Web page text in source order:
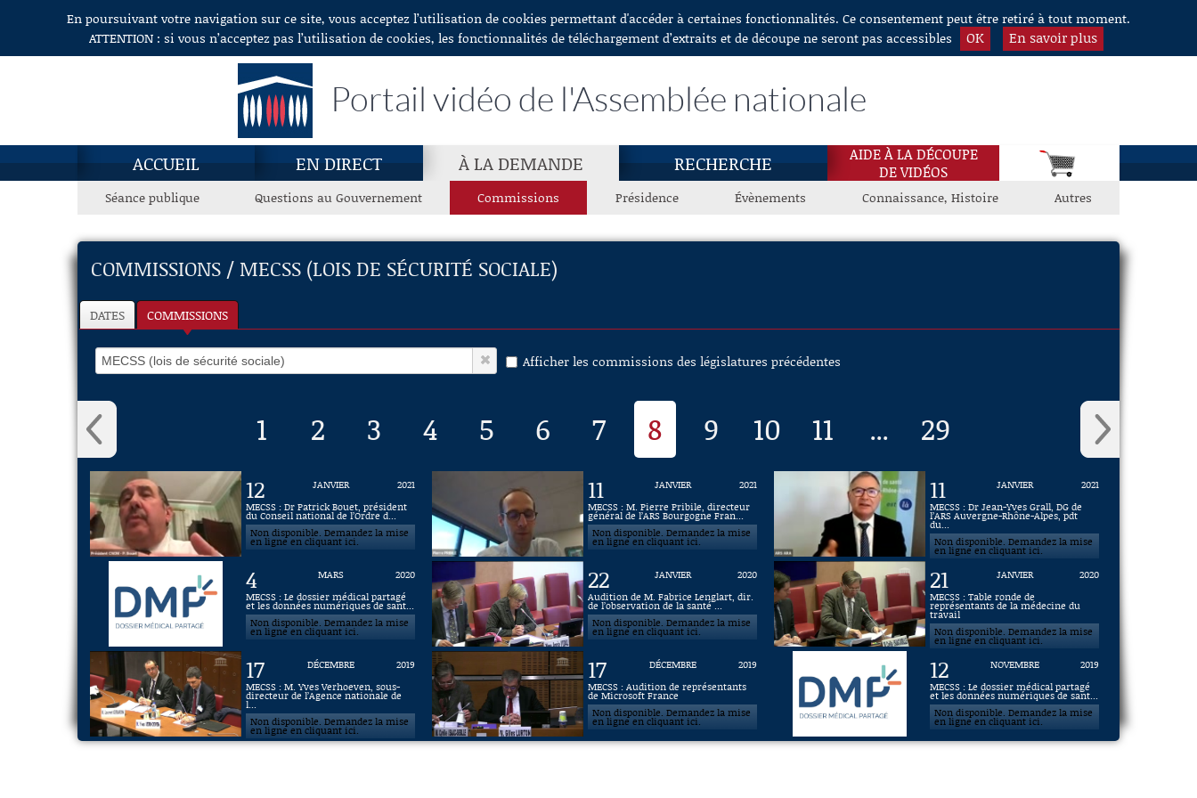
Aller au contenuEn poursuivant votre navigation sur ce site, vous acceptez l’utilisation de cookies permettant d'accéder à certaines fonctionnalités. Ce consentement peut être retiré à tout moment.
ATTENTION : si vous n’acceptez pas l’utilisation de cookies, les fonctionnalités de téléchargement d’extraits et de découpe ne seront pas accessibles
OK En savoir plus
Portail vidéo de l'Assemblée nationale
ACCUEIL EN DIRECT À LA DEMANDE RECHERCHE
AIDE À LA DÉCOUPE
DE VIDÉOS
Séance publique Questions au Gouvernement Commissions Présidence Évènements Connaissance, Histoire Autres
COMMISSIONS / MECSS (LOIS DE SÉCURITÉ SOCIALE)
DATES COMMISSIONS
Afficher les commissions des législatures précédentes
1 2 3 4 5 6 7 8 9 10 11 ... 29
12 JANVIER
2021
MECSS : Dr Patrick Bouet, président
du Conseil national de l’Ordre d...
Non disponible. Demandez la mise
en ligne en cliquant ici.
11 JANVIER
2021
MECSS : M. Pierre Pribile, directeur
général de l’ARS Bourgogne Fran...
Non disponible. Demandez la mise
en ligne en cliquant ici.
11 JANVIER
2021
MECSS : Dr Jean-Yves Grall, DG de
l’ARS Auvergne-Rhône-Alpes, pdt
du...
Non disponible. Demandez la mise
en ligne en cliquant ici.
4 MARS
2020
MECSS : Le dossier médical partagé
et les données numériques de sant...
Non disponible. Demandez la mise
en ligne en cliquant ici.
22 JANVIER
2020
Audition de M. Fabrice Lenglart, dir.
de l’observation de la santé ...
Non disponible. Demandez la mise
en ligne en cliquant ici.
21 JANVIER
2020
MECSS : Table ronde de
représentants de la médecine du
travail
Non disponible. Demandez la mise
en ligne en cliquant ici.
17 DÉCEMBRE
2019
MECSS : M. Yves Verhoeven, sous-
directeur de l’Agence nationale de
l...
Non disponible. Demandez la mise
en ligne en cliquant ici.
17 DÉCEMBRE
2019
MECSS : Audition de représentants
de Microsoft France
Non disponible. Demandez la mise
en ligne en cliquant ici.
12 NOVEMBRE
2019
MECSS : Le dossier médical partagé
et les données numériques de sant...
Non disponible. Demandez la mise
en ligne en cliquant ici.